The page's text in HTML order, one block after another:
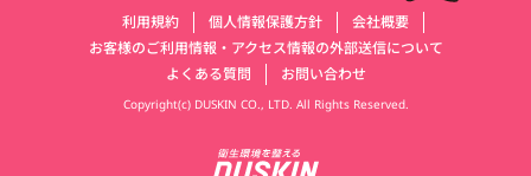
利用規約 個人情報保護方針
会社概要
お客様のご利用情報・アクセス情報の外部送信について
よくある質問
お問い合わせ
Copyright(c) DUSKIN CO., LTD. All Rights Reserved.